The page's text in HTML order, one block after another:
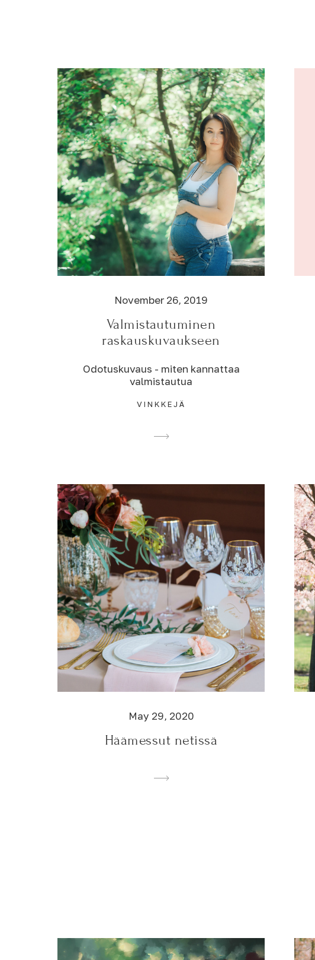
November 26, 2019
Valmistautuminen
raskauskuvaukseen
Odotuskuvaus - miten kannattaa
valmistautua
VINKKEJÄ
May 29, 2020
Häämessut netissä